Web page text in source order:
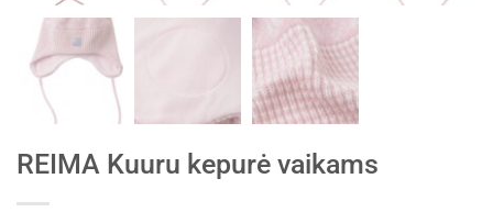
REIMA Kuuru kepurė vaikams